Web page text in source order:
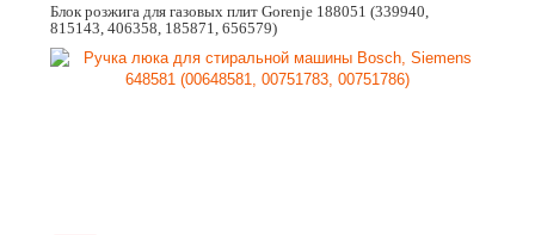
Блок розжига для газовых плит Gorenje 188051 (339940,
815143, 406358, 185871, 656579)